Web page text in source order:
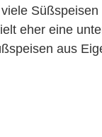
eher eine
aus